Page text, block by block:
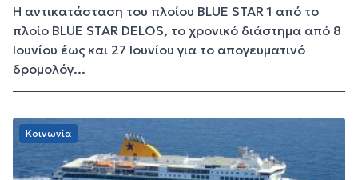
Η αντικατάσταση του πλοίου BLUE STAR 1 από το
πλοίο BLUE STAR DELOS, το χρονικό διάστημα από 8
Ιουνίου έως και 27 Ιουνίου για το απογευματινό
δρομολόγ...
Κοινωνία